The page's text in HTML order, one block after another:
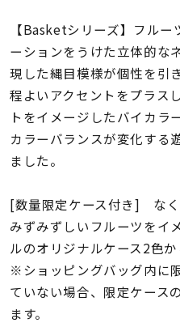
コレクション
レディース
リングサイズ
リングサイズ
価格 ¥0
【Basketシリーズ】フル
ーションをうけた立体的な
現した縄目模様が個性を引
程よいアクセントをプラス
トをイメージしたバイカラ
カラーバランスが変化する
ました。
[数量限定ケース付き] なく
みずみずしいフルーツをイ
ルのオリジナルケース2色か
※ショッピングバッグ内に
ていない場合、限定ケース
ます。